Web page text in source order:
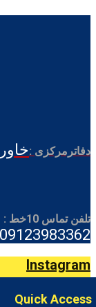
دفاترمرکزی :
تلفن تماس 10خط :
09123983362
Instagram
Quick Access